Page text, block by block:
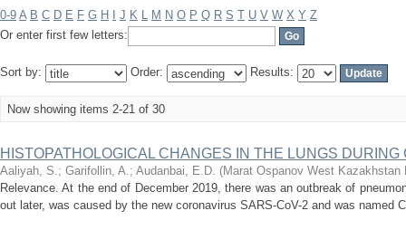
0-9 A B C D E F G H J K L M N O P Q R S T U V W X Y Z
Or enter first few letters:
Sort by: Order: Results:
Now showing items 2-21 of 30
HISTOPATHOLOGICAL CHANGES IN THE LUNGS DURING
Aaliyah, S.; Garifollin, A.; Audanbai, E.D. (Marat Ospanov West Kazakhstan
Relevance. At the end of December 2019, there was an outbreak of
out later, was caused by the new coronavirus SARS-CoV-2 and was named